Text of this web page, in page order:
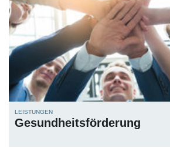
LEISTUNGEN
Gesundheitsförderung